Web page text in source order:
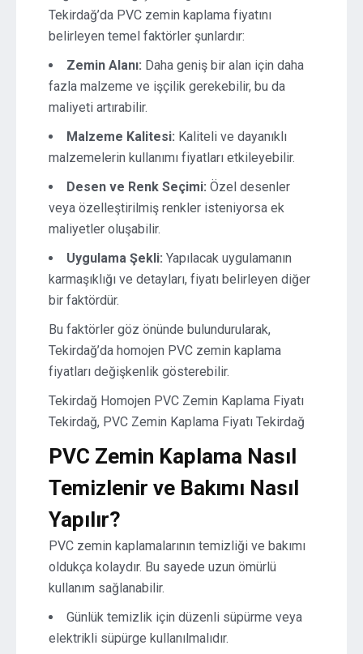
Tekirdağ’da PVC zemin kaplama fiyatını
belirleyen temel faktörler şunlardır:
Zemin Alanı: Daha geniş bir alan için daha
fazla malzeme ve işçilik gerekebilir, bu da
maliyeti artırabilir.
Malzeme Kalitesi: Kaliteli ve dayanıklı
malzemelerin kullanımı fiyatları etkileyebilir.
Desen ve Renk Seçimi: Özel desenler
veya özelleştirilmiş renkler isteniyorsa ek
maliyetler oluşabilir.
Uygulama Şekli: Yapılacak uygulamanın
karmaşıklığı ve detayları, fiyatı belirleyen diğer
bir faktördür.
Bu faktörler göz önünde bulundurularak,
Tekirdağ’da homojen PVC zemin kaplama
fiyatları değişkenlik gösterebilir.
Tekirdağ Homojen PVC Zemin Kaplama Fiyatı
Tekirdağ, PVC Zemin Kaplama Fiyatı Tekirdağ
PVC Zemin Kaplama Nasıl
Temizlenir ve Bakımı Nasıl
Yapılır?
PVC zemin kaplamalarının temizliği ve bakımı
oldukça kolaydır. Bu sayede uzun ömürlü
kullanım sağlanabilir.
Günlük temizlik için düzenli süpürme veya
elektrikli süpürge kullanılmalıdır.